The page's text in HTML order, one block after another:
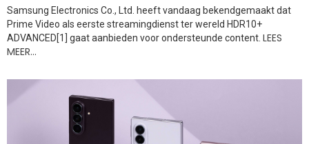
Samsung Electronics Co., Ltd. heeft vandaag bekendgemaakt dat
Prime Video als eerste streamingdienst ter wereld HDR10+
ADVANCED[1] gaat aanbieden voor ondersteunde content. LEES
MEER…